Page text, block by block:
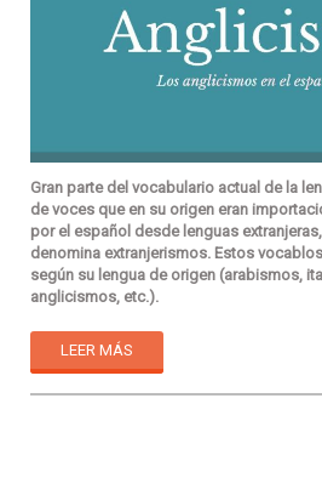
Gran parte del vocabulario actual de la
de voces que en su origen eran
por el español desde lenguas
denomina extranjerismos. Estos
según su lengua de origen (arabismos,
anglicismos, etc.).
LEER MÁS